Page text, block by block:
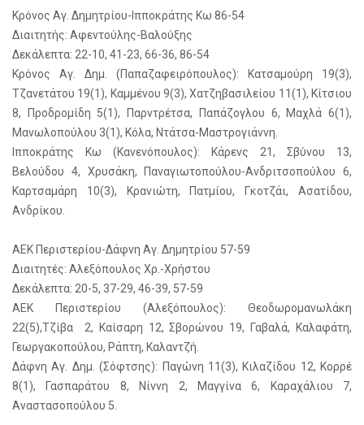
Κρόνος Αγ. Δημητρίου-Ιπποκράτης Κω 86-54
Διαιτητής: Αφεντούλης-Βαλούξης
Δεκάλεπτα: 22-10, 41-23, 66-36, 86-54
Κρόνος Αγ. Δημ. (Παπαζαφειρόπουλος): Κατσαμούρη 19(3),
Τζανετάτου 19(1), Καμμένου 9(3), Χατζηβασιλείου 11(1), Κίτσιου
8, Προδρομίδη 5(1), Παρντρέτσα, Παπάζογλου 6, Μαχλά 6(1),
Μανωλοπούλου 3(1), Κόλα, Ντάτσα-Μαστρογιάννη.
Ιπποκράτης Κω (Κανενόπουλος): Κάρενς 21, Σβύνου 13,
Βελούδου 4, Χρυσάκη, Παναγιωτοπούλου-Ανδριτσοπούλου 6,
Καρτσαμάρη 10(3), Κρανιώτη, Πατμίου, Γκοτζάι, Ασατίδου,
Ανδρίκου.
ΑΕΚ Περιστερίου-Δάφνη Αγ. Δημητρίου 57-59
Διαιτητές: Αλεξόπουλος Χρ.-Χρήστου
Δεκάλεπτα: 20-5, 37-29, 46-39, 57-59
ΑΕΚ Περιστερίου (Αλεξόπουλος): Θεοδωρομανωλάκη
22(5),Τζίβα 2, Καίσαρη 12, Σβορώνου 19, Γαβαλά, Καλαφάτη,
Γεωργακοπούλου, Ράπτη, Καλαντζή.
Δάφνη Αγ. Δημ. (Σόφτσης): Παγώνη 11(3), Κιλαζίδου 12, Κορρέ
8(1), Γασπαράτου 8, Νίννη 2, Μαγγίνα 6, Καραχάλιου 7,
Αναστασοπούλου 5.